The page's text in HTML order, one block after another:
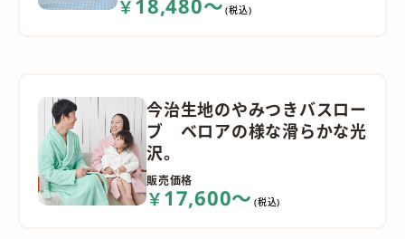
￥ 18,480～ (税込)
今治生地のやみつきバスロー
ブ ベロアの様な滑らかな光
沢。
販売価格
￥ 17,600～ (税込)